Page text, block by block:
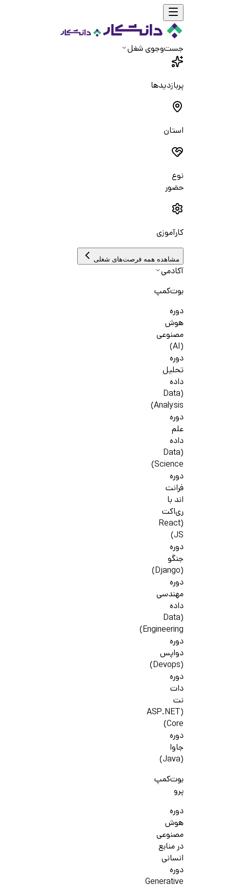
جست‌و‌جوی شغل
پربازدیدها
استان
نوع
حضور
کارآموزی
مشاهده همه فرصت‌های شغلی
آکادمی
بوت‌کمپ
دوره
هوش
مصنوعی
(AI)
دوره
تحلیل
داده
(Data
Analysis)
دوره
علم
داده
(Data
Science)
دوره
فرانت
اند با
ری‌اکت
(React
JS)
دوره
جنگو
(Django)
دوره
مهندسی
داده
(Data
Engineering)
دوره
دواپس
(Devops)
دوره
دات
نت
(ASP.NET
Core)
دوره
جاوا
(Java)
بوت‌کمپ
پرو
دوره
هوش
مصنوعی
در منابع
انسانی
دوره
Generative